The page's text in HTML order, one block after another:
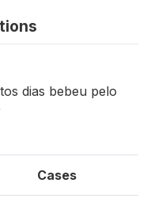
dias bebeu pelo
Cases